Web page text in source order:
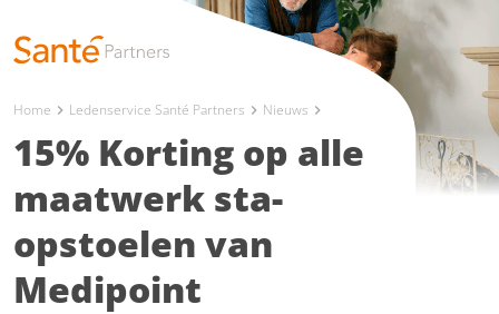
Home chevron_right Ledenservice Santé Partners chevron_right Nieuws chevron_right
15% Korting op alle
maatwerk sta-
opstoelen van
Medipoint